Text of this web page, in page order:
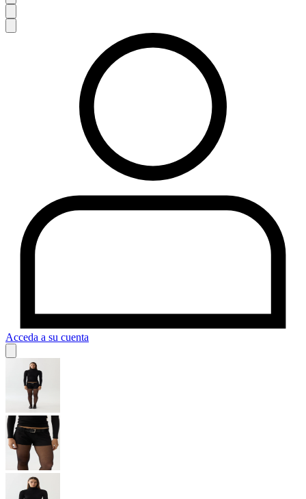
Acceda a su cuenta